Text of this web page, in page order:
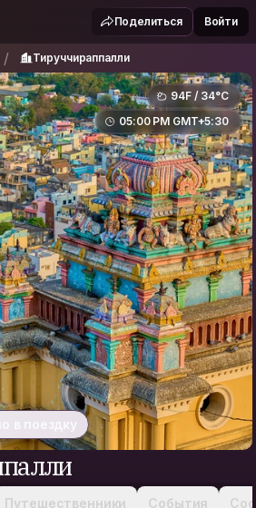
Тируччираппалли
Поделиться Войти
/ Тируччираппалли
94F / 34°C
05:00 PM GMT+5:30
в поездку
Путешественники События